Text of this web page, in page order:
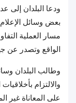
ودعا البلدان إلى
بعض وسائل
مسار العملية
الواقع وتصدر عن
وطالب البلدان
والالتزام
على المعاناة غير